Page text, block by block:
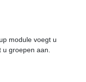
module voegt u
groepen aan.